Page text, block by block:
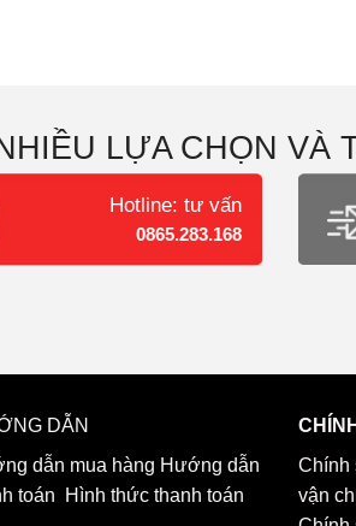
LỰA CHỌN VÀ
Hotline: tư vấn
0865.283.168
DẪN
dẫn mua hàng Hướng dẫn
toán
Hình thức thanh toán
Chính
vận